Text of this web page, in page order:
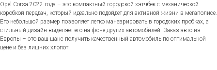
Opel Corsa 2022 года – это компактный городской хэтчбек с механической
коробкой передач, который идеально подойдет для активной жизни в мегаполисе.
Его небольшой размер позволяет легко маневрировать в городских пробках, а
стильный дизайн выделяет его на фоне других автомобилей. Заказ авто из
Европы – это ваш шанс получить качественный автомобиль по оптимальной
цене и без лишних хлопот.